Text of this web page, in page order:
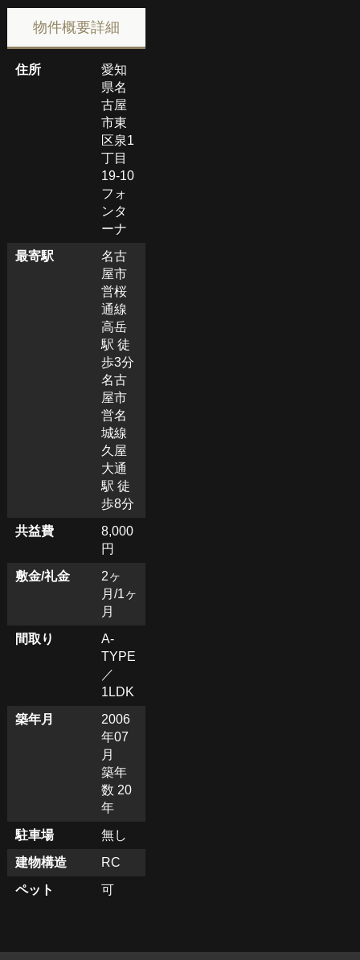
物件概要詳細
住所
愛知
県名
古屋
市東
区泉1
丁目
19-10
フォ
ンタ
ーナ
最寄駅
名古
屋市
営桜
通線
高岳
駅 徒
歩3分
名古
屋市
営名
城線
久屋
大通
駅 徒
歩8分
共益費
8,000
円
敷金/礼金
2ヶ
月/1ヶ
月
間取り
A-
TYPE
／
1LDK
築年月
2006
年07
月
築年
数 20
年
駐車場
無し
建物構造
RC
ペット
可